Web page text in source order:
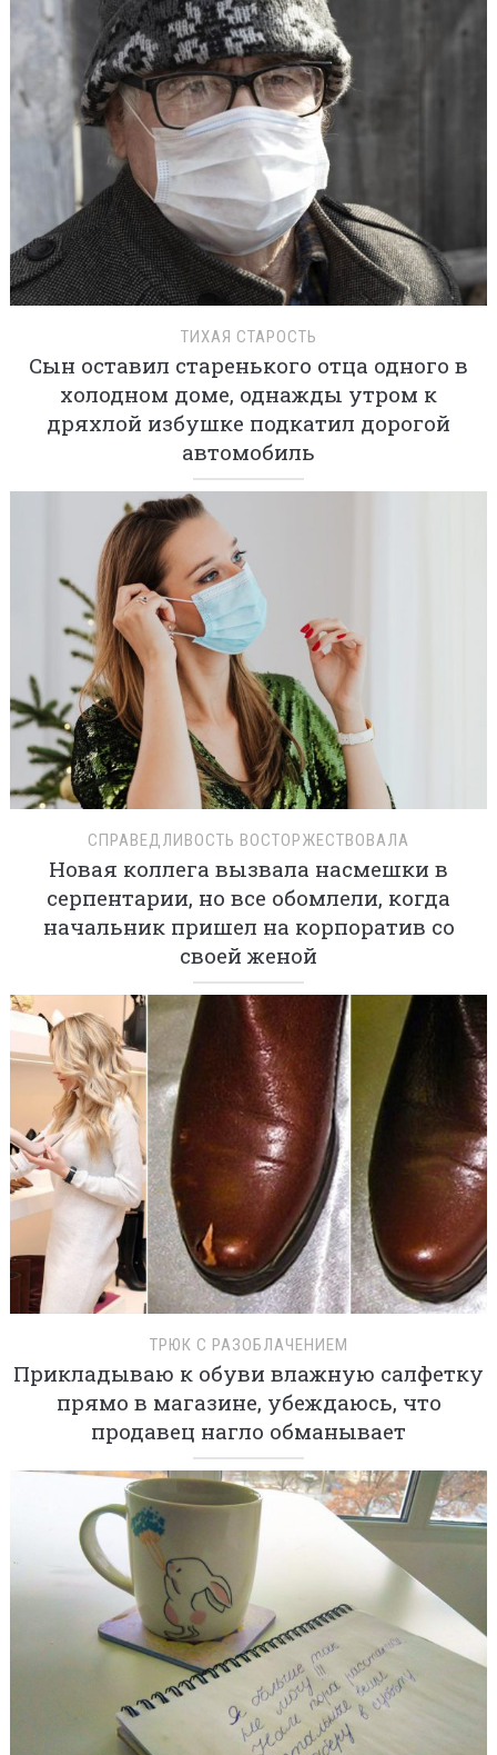
ТИХАЯ СТАРОСТЬ
Сын оставил старенького отца одного в
холодном доме, однажды утром к
дряхлой избушке подкатил дорогой
автомобиль
СПРАВЕДЛИВОСТЬ ВОСТОРЖЕСТВОВАЛА
Новая коллега вызвала насмешки в
серпентарии, но все обомлели, когда
начальник пришел на корпоратив со
своей женой
ТРЮК С РАЗОБЛАЧЕНИЕМ
Прикладываю к обуви влажную салфетку
прямо в магазине, убеждаюсь, что
продавец нагло обманывает